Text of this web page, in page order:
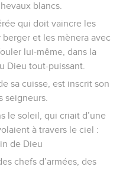
blancs.
qui doit vaincre les
berger et les mènera avec
lui-même, dans la
Dieu tout-puissant.
sa cuisse, est inscrit son
seigneurs.
le soleil, qui criait d’une
à travers le ciel :
de Dieu
chefs d’armées, des